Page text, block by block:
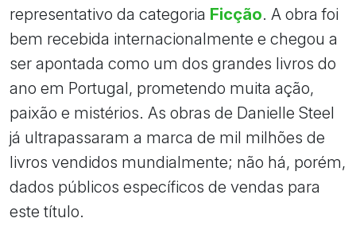
representativo da categoria Ficção. A obra foi
bem recebida internacionalmente e chegou a
ser apontada como um dos grandes livros do
ano em Portugal, prometendo muita ação,
paixão e mistérios. As obras de Danielle Steel
já ultrapassaram a marca de mil milhões de
livros vendidos mundialmente; não há, porém,
dados públicos específicos de vendas para
este título.